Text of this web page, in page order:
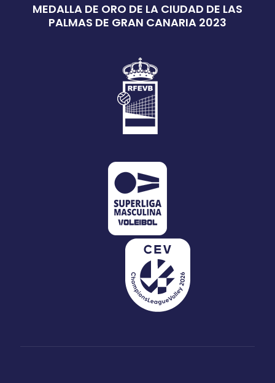
MEDALLA DE ORO DE LA CIUDAD DE LAS
PALMAS DE GRAN CANARIA 2023